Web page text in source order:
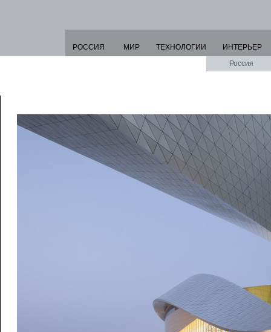
РОССИЯ МИР ТЕХНОЛОГИИ
ИНТЕРЬЕР
Россия